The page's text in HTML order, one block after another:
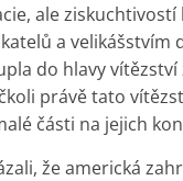
ale ziskuchtivostí
a velikášstvím
do hlavy
právě tato
části na jejich
že americká